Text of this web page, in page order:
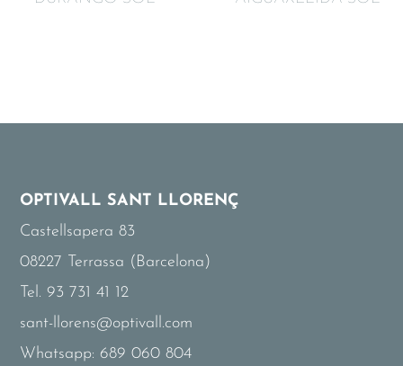
OPTIVALL SANT LLORENÇ
Castellsapera 83
08227 Terrassa (Barcelona)
Tel. 93 731 41 12
sant-llorens@optivall.com
Whatsapp: 689 060 804